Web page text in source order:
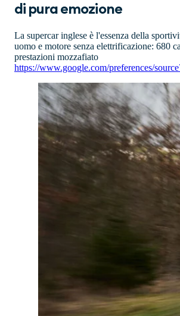
di pura emozione
La supercar inglese è l'essenza della
uomo e motore senza elettrificazione: 680
prestazioni mozzafiato
https://www.google.com/preferences/